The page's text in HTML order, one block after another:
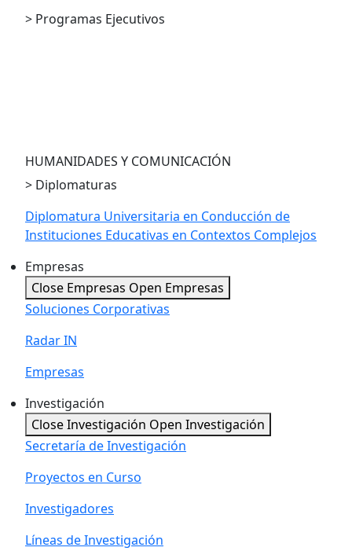
> Programas Ejecutivos
HUMANIDADES Y COMUNICACIÓN
> Diplomaturas
Diplomatura Universitaria en Conducción de
Instituciones Educativas en Contextos Complejos
Empresas
Close Empresas Open Empresas
Soluciones Corporativas
Radar IN
Empresas
Investigación
Close Investigación Open Investigación
Secretaría de Investigación
Proyectos en Curso
Investigadores
Líneas de Investigación